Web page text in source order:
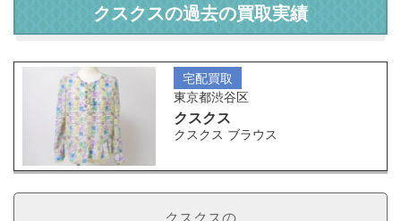
クスクスの過去の買取実績
宅配買取
東京都渋谷区
クスクス
クスクス ブラウス